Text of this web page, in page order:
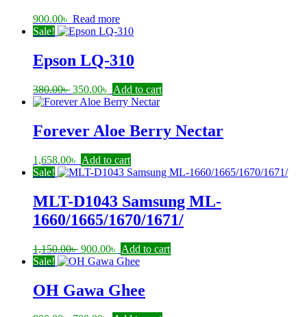
900.00৳ Read more
Sale!
Epson LQ-310
380.00৳ Original
price
380.00৳ .
350.00৳
Current
price
350.00৳ .
Add to cart
Forever Aloe Berry Nectar
1,658.00৳ Add to cart
Sale!
MLT-D1043 Samsung ML-
1660/1665/1670/1671/
1,150.00৳ Original
price
1,150.00৳ .
900.00৳
Current
price
900.00৳ .
Add to cart
Sale!
OH Gawa Ghee